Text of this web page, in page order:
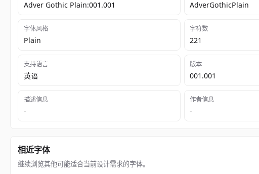
Adver Gothic Plain:001.001 AdverGothicPlain
字体风格
Plain
字符数
221
支持语言
英语
版本
001.001
描述信息
-
作者信息
-
相近字体
继续浏览其他可能适合当前设计需求的字体。